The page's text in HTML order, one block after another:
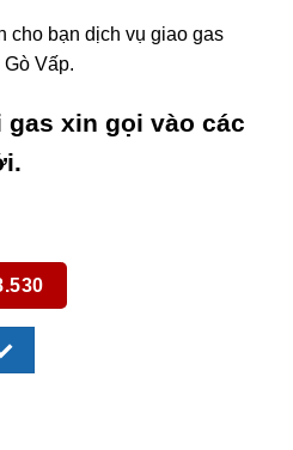
cho bạn dịch vụ giao gas
Vấp.
gas xin gọi vào các